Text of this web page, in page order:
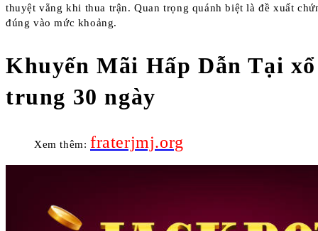
thuyệt vẳng khi thua trận. Quan trọng quánh biệt là đề xuất
đúng vào mức khoảng.
Khuyến Mãi Hấp Dẫn Tại
trung 30 ngày
Xem thêm: fraterjmj.org